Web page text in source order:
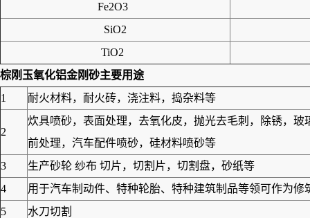
Fe2O3
SiO2
TiO2
棕刚玉氧化铝金刚砂主要用途
1
耐火材料，耐火砖，浇注料，捣杂料等
2
炊具喷砂，表面处理，去氧化皮，抛光去毛刺，除锈，
前处理，汽车配件喷砂，硅材料喷砂等
3
生产砂轮 纱布 切片，切割片，切割盘，砂纸等
4
用于汽车制动件、特种轮胎、特种建筑制品等领可作为
5
水刀切割